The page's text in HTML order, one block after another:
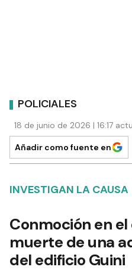
POLICIALES
18 de junio de 2026 | 16:17
Añadir como fuente en
INVESTIGAN LA CAUSA
Conmoción en
muerte de una
del edificio Guini